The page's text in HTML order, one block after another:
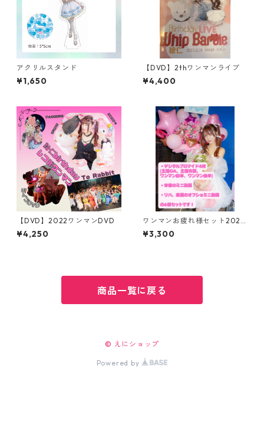
アクリルスタンド
¥1,650
【DVD】2thワンマンライブ
¥4,400
【DVD】2022ワンマンDVD
¥4,250
ワンマンお疲れ様セット2025.
10.12.
¥3,300
商品一覧に戻る
© えにショップ
Powered by